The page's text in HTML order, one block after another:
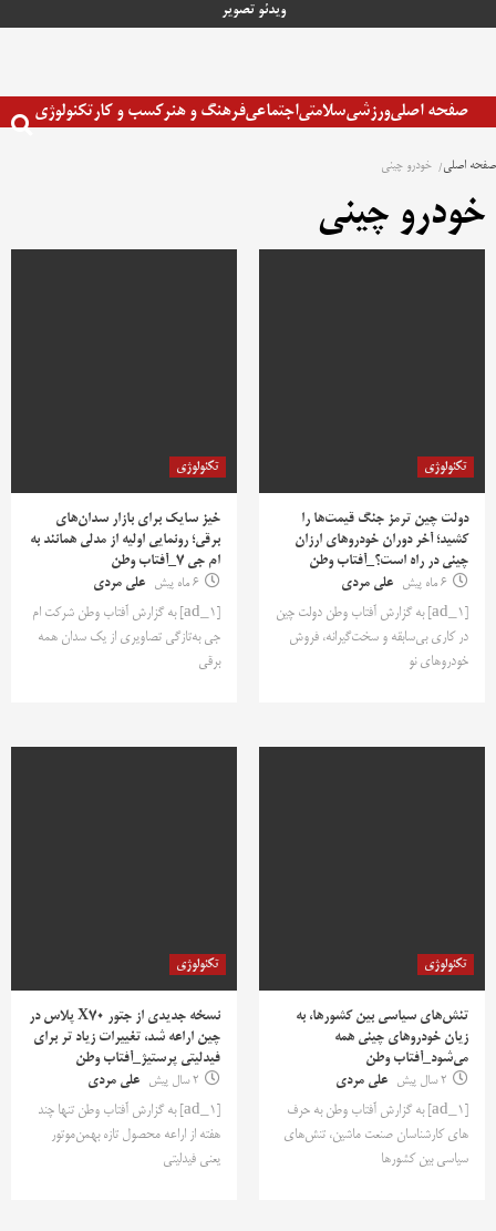
ویدئو تصویر
صفحه اصلیورزشیسلامتیاجتماعیفرهنگ و هنرکسب و کارتکنولوژی
صفحه اصلی خودرو چینی
خودرو چینی
تکنولوژی
دولت چین ترمز جنگ قیمت‌ها را
کشید؛ آخر دوران خودروهای ارزان
چینی در راه است؟_آفتاب وطن
6 ماه پیش
علی مردی
[ad_1] به گزارش آفتاب وطن دولت چین
در کاری بی‌سابقه و سخت‌گیرانه، فروش
خودروهای نو
تکنولوژی
خیز سایک برای بازار سدان‌های
برقی؛ رونمایی اولیه از مدلی همانند به
ام جی ۷_آفتاب وطن
6 ماه پیش
علی مردی
[ad_1] به گزارش آفتاب وطن شرکت ام
جی به‌تازگی تصاویری از یک سدان همه
برقی
تکنولوژی
تنش‌های سیاسی بین کشورها، به
زیان خودروهای چینی همه
می‌شود_آفتاب وطن
2 سال پیش
علی مردی
[ad_1] به گزارش آفتاب وطن به حرف
های کارشناسان صنعت ماشین، تنش‌های
سیاسی بین کشورها
تکنولوژی
نسخه جدیدی از جتور X70 پلاس در
چین اراعه شد، تغییرات زیاد تر برای
فیدلیتی پرستیژ_آفتاب وطن
2 سال پیش
علی مردی
[ad_1] به گزارش آفتاب وطن تنها چند
هفته از اراعه محصول تازه بهمن‌موتور
یعنی فیدلیتی